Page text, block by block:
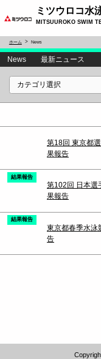
ミツウロコ水
MITSUUROKO SWIM
ホーム News
News 最新ニュース
第18回 東京都
果報告
結果報告
第102回 日本選
果報告
結果報告
東京都春季水泳
告